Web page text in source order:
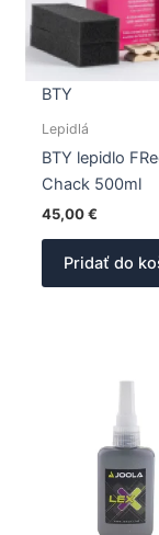
BTY
Lepidlá
BTY lepidlo
Chack 500ml
45,00€
Pridať do